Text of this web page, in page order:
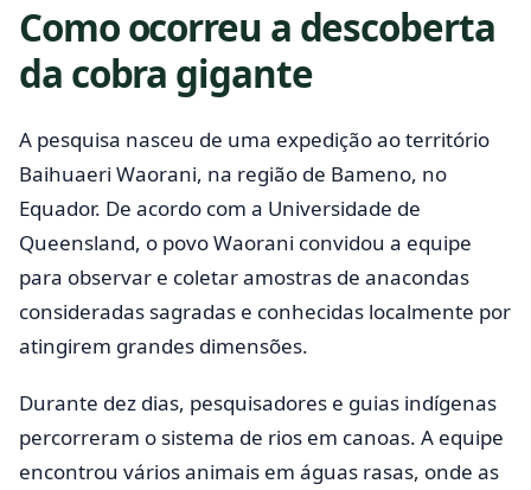
Como ocorreu a descoberta
da cobra gigante
A pesquisa nasceu de uma expedição ao território
Baihuaeri Waorani, na região de Bameno, no
Equador. De acordo com a Universidade de
Queensland, o povo Waorani convidou a equipe
para observar e coletar amostras de anacondas
consideradas sagradas e conhecidas localmente por
atingirem grandes dimensões.
Durante dez dias, pesquisadores e guias indígenas
percorreram o sistema de rios em canoas. A equipe
encontrou vários animais em águas rasas, onde as